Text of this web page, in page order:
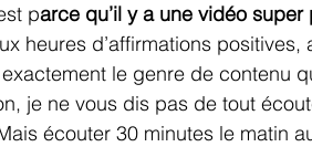
parce qu’il y a une vidéo super
heures d’affirmations
exactement le genre de contenu
je ne vous dis pas de tout
écouter 30 minutes le matin